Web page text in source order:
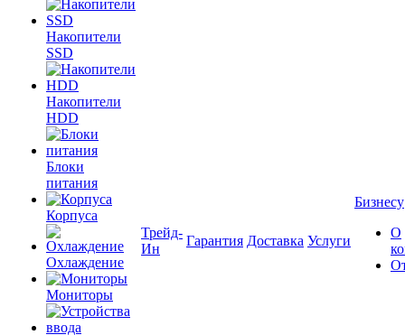
Накопители
SSD
Накопители
HDD
Блоки
питания
Корпуса
Охлаждение
Мониторы
Трейд-
Ин
Гарантия Доставка Услуги
Бизнесу
О